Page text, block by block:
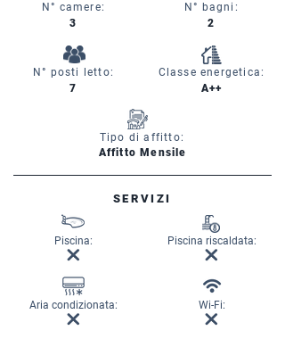
N° camere:
3
N° posti letto:
7
N° bagni:
2
Classe energetica:
A++
Tipo di affitto:
Affitto Mensile
SERVIZI
Piscina:
Aria condizionata:
Piscina riscaldata:
Wi-Fi: